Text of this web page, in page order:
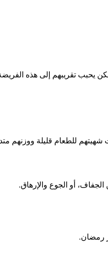
يحبب تقريبهم إلى هذه الفريضة
للطعام قليلة ووزنهم
أو الجوع والإرهاق.
رمضان.